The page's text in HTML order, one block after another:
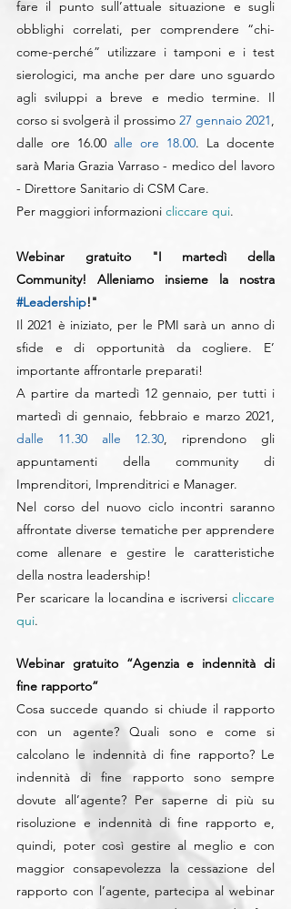
fare il punto sull’attuale situazione e sugli
obblighi correlati, per comprendere “chi-
come-perché” utilizzare i tamponi e i test
sierologici, ma anche per dare uno sguardo
agli sviluppi a breve e medio termine. Il
corso si svolgerà il prossimo 27 gennaio 2021,
dalle ore 16.00 alle ore 18.00. La docente
sarà Maria Grazia Varraso - medico del lavoro
- Direttore Sanitario di CSM Care.
Per maggiori informazioni cliccare qui.
Webinar gratuito "I martedì della
#Leadership!"
Il 2021 è iniziato, per le PMI sarà un anno di
sfide e di opportunità da cogliere. E’
importante affrontarle preparati!
A partire da martedì 12 gennaio, per tutti i
dalle 11.30 alle 12.30, riprendono gli
appuntamenti della community di
Imprenditori, Imprenditrici e Manager.
Nel corso del nuovo ciclo incontri saranno
affrontate diverse tematiche per apprendere
come allenare e gestire le caratteristiche
della nostra leadership!
Per scaricare la locandina e iscriversi cliccare
qui.
Webinar gratuito “Agenzia e indennità di
fine rapporto”
Cosa succede quando si chiude il rapporto
con un agente? Quali sono e come si
calcolano le indennità di fine rapporto? Le
indennità di fine rapporto sono sempre
dovute all’agente? Per saperne di più su
risoluzione e indennità di fine rapporto e,
quindi, poter così gestire al meglio e con
maggior consapevolezza la cessazione del
rapporto con l’agente, partecipa al webinar